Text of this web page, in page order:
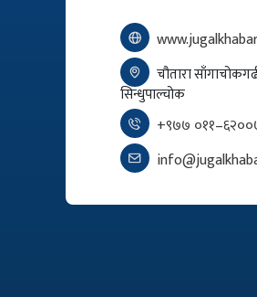
चौतारा
सिन्धुपाल्चोक
+९७७